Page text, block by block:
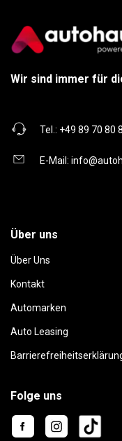
Wir sind immer für
Tel.: +49 89 70 80
E-Mail:
Über uns
Über Uns
Kontakt
Automarken
Auto Leasing
Folge uns